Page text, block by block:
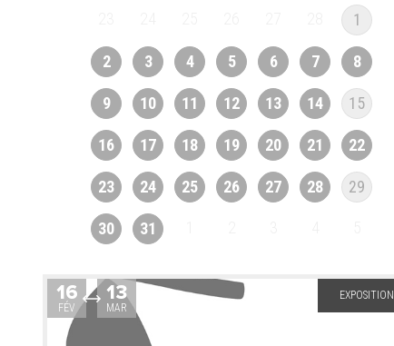
1
2 3 4 5 6 7 8
9 10 11 12 13 14 15
16 17 18 19 20 21 22
23 24 25 26 27 28 29
30 31
16
FÉV
13
MAR
EXPOSITION